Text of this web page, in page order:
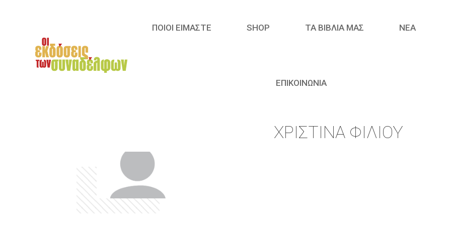
ΠΟΙΟΙ ΕΙΜΑΣΤΕ SHOP ΤΑ ΒΙΒΛΙΑ ΜΑΣ ΝΈΑ
ΕΠΙΚΟΙΝΩΝΙΑ
ΧΡΙΣΤΊΝΑ ΦΊΛΙΟΥ